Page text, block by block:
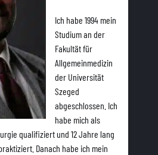
Cart
My account
Deutsch
Ich habe 1994 mein
Studium an der
Fakultät für
Allgemeinmedizin
der Universität
Szeged
abgeschlossen. Ich
habe mich als
qualifiziert und 12 Jahre lang
Danach habe ich mein